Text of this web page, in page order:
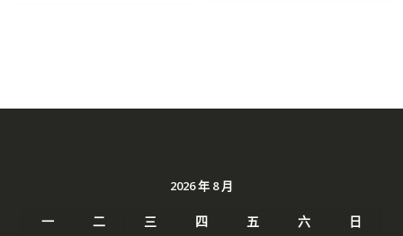
2026 年 8 月
一 二 三 四 五 六
日